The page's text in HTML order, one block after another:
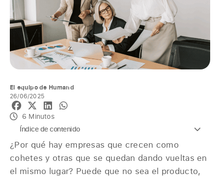
El equipo de Humand
26/06/2025
6 Minutos
Índice de contenido
¿Por qué hay empresas que crecen como
cohetes y otras que se quedan dando vueltas en
el mismo lugar? Puede que no sea el producto,